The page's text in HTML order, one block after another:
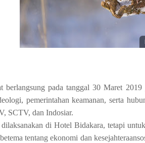
berlangsung pada tanggal 30 Maret
pemerintahan keamanan, serta
SCTV, dan Indosiar.
di Hotel Bidakara, tetapi
tentang ekonomi dan